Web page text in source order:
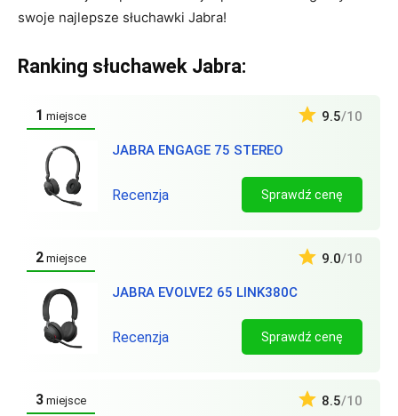
swoje najlepsze słuchawki Jabra!
Ranking słuchawek Jabra:
1 miejsce
JABRA ENGAGE 75 STEREO
9.5/10
Recenzja Sprawdź cenę
2 miejsce
JABRA EVOLVE2 65 LINK380C
9.0/10
Recenzja Sprawdź cenę
3 miejsce 8.5/10